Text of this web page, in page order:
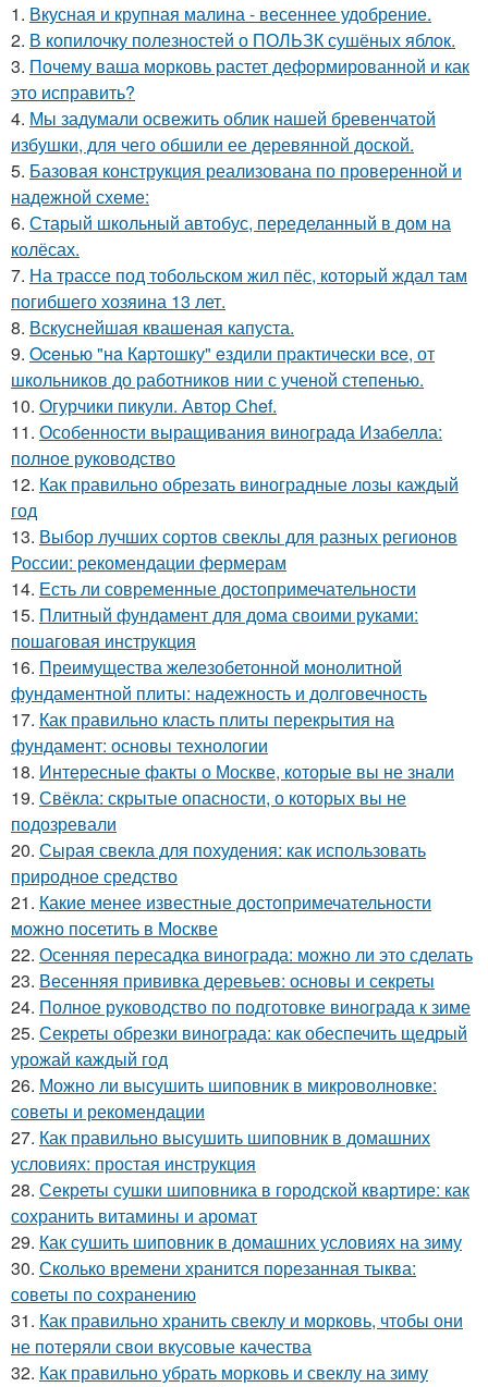
1. Вкусная и крупная малина - весеннее удобрение.
2. В копилочку полезностей о ПОЛЬЗК сушёных яблок.
3. Почему ваша морковь растет деформированной и как
это исправить?
4. Мы задумали освежить облик нашей бревенчатой
избушки, для чего обшили ее деревянной доской.
5. Базовая конструкция реализована по проверенной и
надежной схеме:
6. Старый школьный автобус, переделанный в дом на
колёсах.
7. На трассе под тобольском жил пёс, который ждал там
погибшего хозяина 13 лет.
8. Вскуснейшая квашеная капуста.
9. Oceнью "нa Кapтошку" eздили пpaктичecки вce, от
школьников до работников нии с ученой степенью.
10. Огурчики пикули. Автор Chef.
11. Особенности выращивания винограда Изабелла:
полное руководство
12. Как правильно обрезать виноградные лозы каждый
год
13. Выбор лучших сортов свеклы для разных регионов
России: рекомендации фермерам
14. Есть ли современные достопримечательности
15. Плитный фундамент для дома своими руками:
пошаговая инструкция
16. Преимущества железобетонной монолитной
фундаментной плиты: надежность и долговечность
17. Как правильно класть плиты перекрытия на
фундамент: основы технологии
18. Интересные факты о Москве, которые вы не знали
19. Свёкла: скрытые опасности, о которых вы не
подозревали
20. Сырая свекла для похудения: как использовать
природное средство
21. Какие менее известные достопримечательности
можно посетить в Москве
22. Осенняя пересадка винограда: можно ли это сделать
23. Весенняя прививка деревьев: основы и секреты
24. Полное руководство по подготовке винограда к зиме
25. Секреты обрезки винограда: как обеспечить щедрый
урожай каждый год
26. Можно ли высушить шиповник в микроволновке:
советы и рекомендации
27. Как правильно высушить шиповник в домашних
условиях: простая инструкция
28. Секреты сушки шиповника в городской квартире: как
сохранить витамины и аромат
29. Как сушить шиповник в домашних условиях на зиму
30. Сколько времени хранится порезанная тыква:
советы по сохранению
31. Как правильно хранить свеклу и морковь, чтобы они
не потеряли свои вкусовые качества
32. Как правильно убрать морковь и свеклу на зиму